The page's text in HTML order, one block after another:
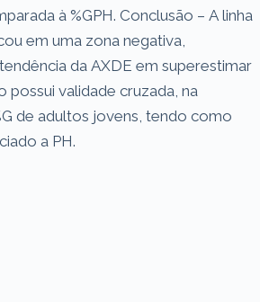
à %GPH. Conclusão – A linha
em uma zona negativa,
da AXDE em superestimar
possui validade cruzada, na
de adultos jovens, tendo como
a PH.